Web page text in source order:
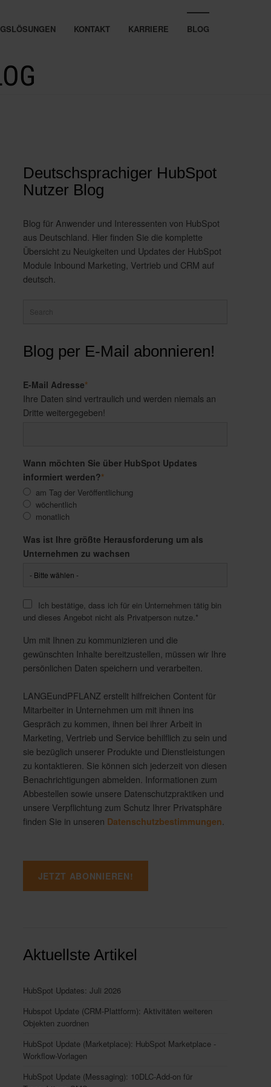
KONTAKT KARRIERE BLOG
Deutschsprachiger HubSpot
Nutzer Blog
Blog für Anwender und Interessenten von HubSpot
aus Deutschland. Hier finden Sie die komplette
Übersicht zu Neuigkeiten und Updates der HubSpot
Module Inbound Marketing, Vertrieb und CRM auf
deutsch.
Blog per E-Mail abonnieren!
E-Mail Adresse*
Ihre Daten sind vertraulich und werden niemals an
Dritte weitergegeben!
Wann möchten Sie über HubSpot Updates
informiert werden?*
am Tag der Veröffentlichung
wöchentlich
monatlich
Was ist Ihre größte Herausforderung um als
Unternehmen zu wachsen
Ich bestätige, dass ich für ein Unternehmen tätig bin
und dieses Angebot nicht als Privatperson nutze. *
Um mit Ihnen zu kommunizieren und die
gewünschten Inhalte bereitzustellen, müssen wir Ihre
persönlichen Daten speichern und verarbeiten.
LANGEundPFLANZ erstellt hilfreichen Content für
Mitarbeiter in Unternehmen um mit ihnen ins
Gespräch zu kommen, ihnen bei ihrer Arbeit in
Marketing, Vertrieb und Service behilflich zu sein und
sie bezüglich unserer Produkte und Dienstleistungen
zu kontaktieren. Sie können sich jederzeit von diesen
Benachrichtigungen abmelden. Informationen zum
Abbestellen sowie unsere Datenschutzpraktiken und
unsere Verpflichtung zum Schutz Ihrer Privatsphäre
finden Sie in unseren Datenschutzbestimmungen
Aktuellste Artikel
HubSpot Updates: Juli 2026
Hubspot Update (CRM-Plattform): Aktivitäten weiteren
Objekten zuordnen
HubSpot Update (Marketplace): HubSpot Marketplace -
Workflow-Vorlagen
HubSpot Update (Messaging): 10DLC-Add-on für